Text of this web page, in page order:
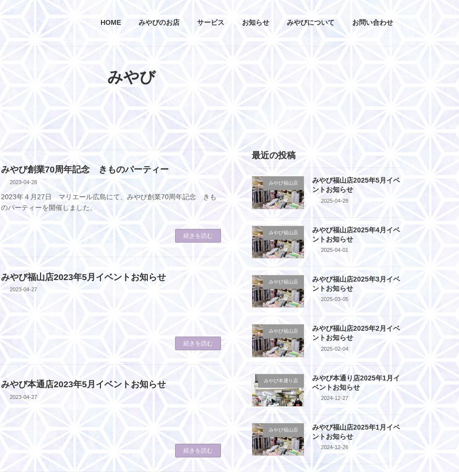
HOME みやびのお店 サービス お知らせ みやびについて お問い合わせ
みやび
みやび創業70周年記念 きものパーティー
2023-04-28
2023年４月27日 マリエール広島にて、みやび創業70周年記念 きも
のパーティーを開催しました。
続きを読む
みやび福山店2023年5月イベントお知らせ
2023-04-27
続きを読む
みやび本通店2023年5月イベントお知らせ
2023-04-27
続きを読む
最近の投稿
みやび福山店
みやび福山店2025年5月イベ
ントお知らせ
2025-04-28
みやび福山店
みやび福山店2025年4月イベ
ントお知らせ
2025-04-01
みやび福山店
みやび福山店2025年3月イベ
ントお知らせ
2025-03-05
みやび福山店
みやび福山店2025年2月イベ
ントお知らせ
2025-02-04
みやび本通り店
みやび本通り店2025年1月イ
ベントお知らせ
2024-12-27
みやび福山店
みやび福山店2025年1月イベ
ントお知らせ
2024-12-26